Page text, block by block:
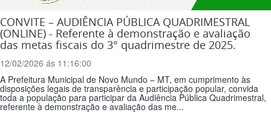
CONVITE – AUDIÊNCIA PÚBLICA QUADRIMESTRAL
(ONLINE) - Referente à demonstração e avaliação
das metas fiscais do 3° quadrimestre de 2025.
12/02/2026 ás 11:16:00
A Prefeitura Municipal de Novo Mundo – MT, em cumprimento às
disposições legais de transparência e participação popular, convida
toda a população para participar da Audiência Pública Quadrimestral,
referente à demonstração e avaliação das me...